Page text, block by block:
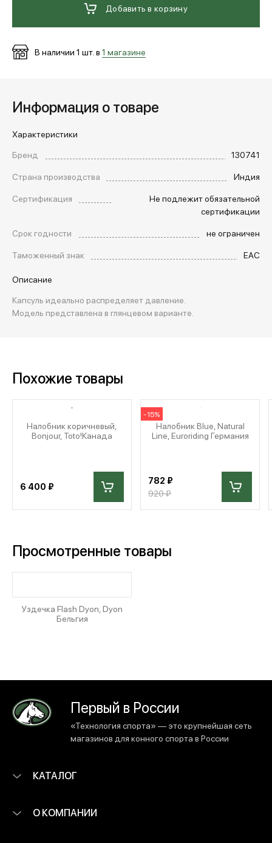
Добавить в корзину
В наличии 1 шт. в 1 магазине
Информация о товаре
Характеристики
Бренд
130741
Страна производства
Индия
Сертификация
Не подлежит обязательной
сертификации
Срок годности
не ограничен
Таможенный знак
EAC
Описание
Капсуль идеально распределяет давление.
Модель представлена в глянцевом варианте.
Похожие товары
Налобник коричневый,
Bonjour, Toto!Канада
6 400 ₽
-15%
Налобник Blue, Natural
Line, Euroriding Германия
782 ₽
920 ₽
Просмотренные товары
Уздечка Flash Dyon, Dyon
Бельгия
Первый в России
«Технология спорта» — это крупнейшая сеть
магазинов для конного спорта в России
КАТАЛОГ
О КОМПАНИИ